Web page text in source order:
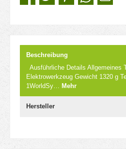
Beschreibung
Ausführliche Details Allgemeines
Elektrowerkzeug Gewicht 1320 g
1WorldSy… Mehr
Hersteller